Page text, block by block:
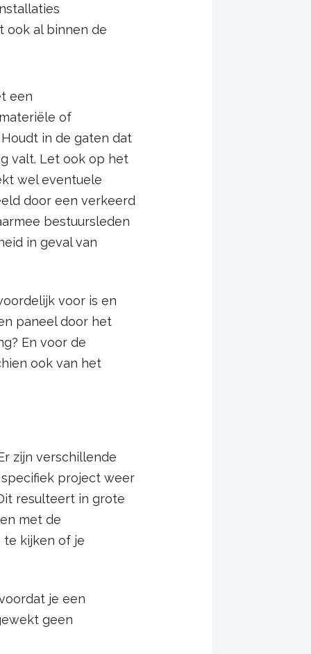
ook al binnen de
een
of
in de gaten dat
valt. Let ook op het
wel eventuele
door een verkeerd
bestuursleden
in geval van
voor is en
paneel door het
En voor de
ook van het
zijn verschillende
project weer
resulteert in grote
met de
te kijken of je
je een
geen